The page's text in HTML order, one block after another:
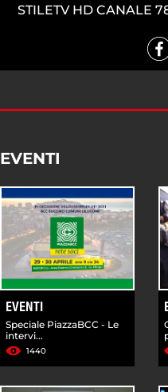
STILETV HD CANALE
EVENTI
EVENTI
Speciale PiazzaBCC - Le
intervi...
1440